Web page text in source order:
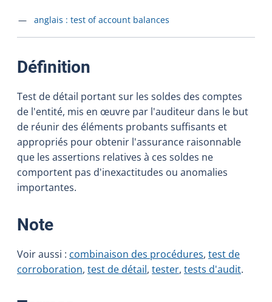
Accéder à la fiche en
anglais : test of account balances
Définition
Test de détail portant sur les soldes des comptes
de l'entité, mis en œuvre par l'auditeur dans le but
de réunir des éléments probants suffisants et
appropriés pour obtenir l'assurance raisonnable
que les assertions relatives à ces soldes ne
comportent pas d'inexactitudes ou anomalies
importantes.
Note:
Voir aussi : combinaison des procédures, test de
corroboration, test de détail, tester, tests d'audit.